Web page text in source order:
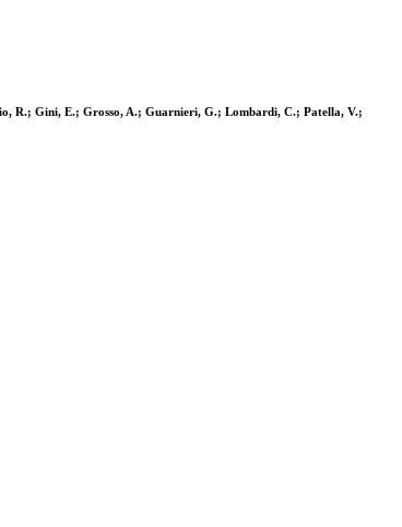
R.; Gini, E.; Grosso, A.; Guarnieri, G.; Lombardi, C.; Patella, V.;